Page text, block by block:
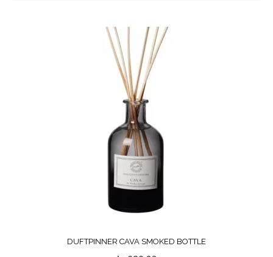
DUFTPINNER CAVA SMOKED BOTTLE